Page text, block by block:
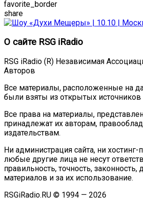
favorite_border
share
О сайте RSG iRadio
RSG iRadio (R) Независимая
Авторов
Все материалы, расположенные на
были взяты из открытых источников
Все права на материалы,
принадлежат их авторам,
издательствам.
Ни администрация сайта, ни хостинг-
любые другие лица не несут
правильность, точность, законность,
материалов и за их использование.
RSGiRadio.RU © 1994 — 2026